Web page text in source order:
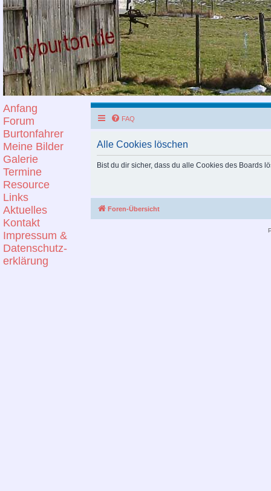
Anfang
Forum
Burtonfahrer
Meine Bilder
Galerie
Termine
Resource
Links
Aktuelles
Kontakt
Impressum &
Datenschutz-
erklärung
FAQ
Alle Cookies löschen
Bist du dir sicher, dass du alle Cookies des Boards
Foren-Übersicht